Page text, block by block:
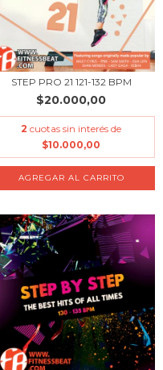
STEP PRO 21 121-132 BPM
$20.000,00
2 cuotas sin interés de
$10.000,00